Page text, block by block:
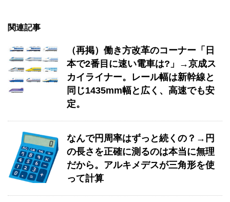
関連記事
（再掲）働き方改革のコーナー「日
本で2番目に速い電車は?」→京成ス
カイライナー。レール幅は新幹線と
同じ1435mm幅と広く、高速でも安
定。
なんで円周率はずっと続くの？→円
の長さを正確に測るのは本当に無理
だから。アルキメデスが三角形を使
って計算